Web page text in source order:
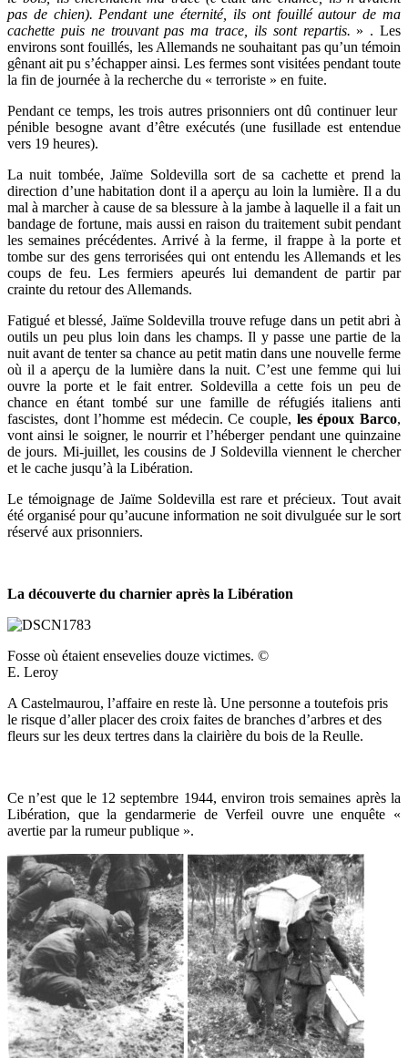
pas de chien). Pendant une éternité, ils ont fouillé autour de ma
cachette puis ne trouvant pas ma trace, ils sont repartis. » . Les
environs sont fouillés, les Allemands ne souhaitant pas qu’un témoin
gênant ait pu s’échapper ainsi. Les fermes sont visitées pendant toute
la fin de journée à la recherche du « terroriste » en fuite.
Pendant ce temps, les trois autres prisonniers ont dû continuer leur
pénible besogne avant d’être exécutés (une fusillade est entendue
vers 19 heures).
La nuit tombée, Jaïme Soldevilla sort de sa cachette et prend la
direction d’une habitation dont il a aperçu au loin la lumière. Il a du
mal à marcher à cause de sa blessure à la jambe à laquelle il a fait un
bandage de fortune, mais aussi en raison du traitement subit pendant
les semaines précédentes. Arrivé à la ferme, il frappe à la porte et
tombe sur des gens terrorisées qui ont entendu les Allemands et les
coups de feu. Les fermiers apeurés lui demandent de partir par
crainte du retour des Allemands.
Fatigué et blessé, Jaïme Soldevilla trouve refuge dans un petit abri à
outils un peu plus loin dans les champs. Il y passe une partie de la
nuit avant de tenter sa chance au petit matin dans une nouvelle ferme
où il a aperçu de la lumière dans la nuit. C’est une femme qui lui
ouvre la porte et le fait entrer. Soldevilla a cette fois un peu de
chance en étant tombé sur une famille de réfugiés italiens anti
fascistes, dont l’homme est médecin. Ce couple, les époux Barco,
vont ainsi le soigner, le nourrir et l’héberger pendant une quinzaine
de jours. Mi-juillet, les cousins de J Soldevilla viennent le chercher
et le cache jusqu’à la Libération.
Le témoignage de Jaïme Soldevilla est rare et précieux. Tout avait
été organisé pour qu’aucune information ne soit divulguée sur le sort
réservé aux prisonniers.
La découverte du charnier après la Libération
Fosse où étaient ensevelies douze victimes. ©
E. Leroy
A Castelmaurou, l’affaire en reste là. Une personne a toutefois pris
le risque d’aller placer des croix faites de branches d’arbres et des
fleurs sur les deux tertres dans la clairière du bois de la Reulle.
Ce n’est que le 12 septembre 1944, environ trois semaines après la
Libération, que la gendarmerie de Verfeil ouvre une enquête «
avertie par la rumeur publique ».